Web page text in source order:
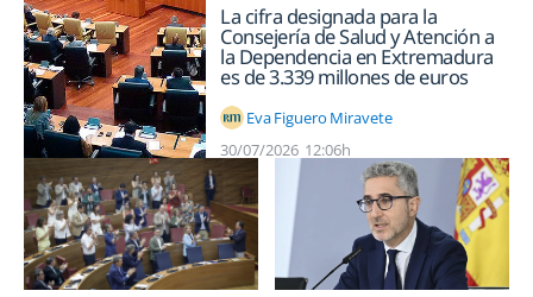
La cifra designada para la
Consejería de Salud y Atención a
la Dependencia en Extremadura
es de 3.339 millones de euros
Eva Figuero Miravete
30/07/2026 12:06h